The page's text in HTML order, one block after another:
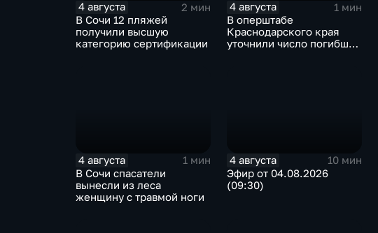
4 августа
2 мин
В Сочи 12 пляжей
получили высшую
категорию сертификации
4 августа
1 мин
В оперштабе
Краснодарского края
уточнили число погибших
4 августа
1 мин
В Сочи спасатели
вынесли из леса
женщину с травмой ноги
4 августа
10 мин
Эфир от 04.08.2026
(09:30)